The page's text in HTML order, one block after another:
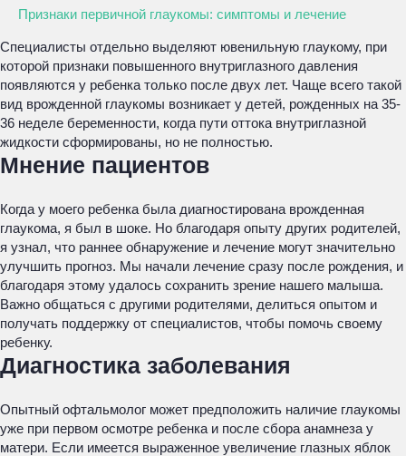
Признаки первичной глаукомы: симптомы и лечение
Специалисты отдельно выделяют ювенильную глаукому, при
которой признаки повышенного внутриглазного давления
появляются у ребенка только после двух лет. Чаще всего такой
вид врожденной глаукомы возникает у детей, рожденных на 35-
36 неделе беременности, когда пути оттока внутриглазной
жидкости сформированы, но не полностью.
Мнение пациентов
Когда у моего ребенка была диагностирована врожденная
глаукома, я был в шоке. Но благодаря опыту других родителей,
я узнал, что раннее обнаружение и лечение могут значительно
улучшить прогноз. Мы начали лечение сразу после рождения, и
благодаря этому удалось сохранить зрение нашего малыша.
Важно общаться с другими родителями, делиться опытом и
получать поддержку от специалистов, чтобы помочь своему
ребенку.
Диагностика заболевания
Опытный офтальмолог может предположить наличие глаукомы
уже при первом осмотре ребенка и после сбора анамнеза у
матери. Если имеется выраженное увеличение глазных яблок